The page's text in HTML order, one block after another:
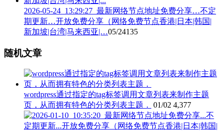
2026-05-24_13:29:27_最新网络节点地址免费分享…不定
期更新…开放免费分享（网络免费节点香港|日本|韩国|
新加坡|台湾|马来西亚|…05/24135
随机文章
wordpress通过指定的tag标签调用文章列表来制作主题
页，从而拥有特色的分类列表主题．
01/02 4,377